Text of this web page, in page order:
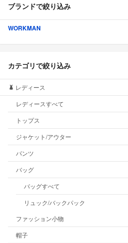
ブランドで絞り込み
WORKMAN
カテゴリで絞り込み
レディース
レディースすべて
トップス
ジャケット/アウター
パンツ
バッグ
バッグすべて
リュック/バックパック
ファッション小物
帽子